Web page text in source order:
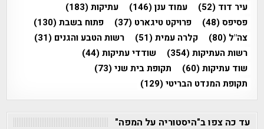
עיר דוד (52) עמוד ענן(146) עתיקות(183)
פסיפס(48) פרויקט טיגארט (37) פתוח בשבת(130)
צה"ל (80) קלרה עמית(51) רשות הטבע והגנים (31)
רשות העתיקות(354) שודדי עתיקות(44)
שוד עתיקות(60) תקופת בית שני(73)
תקופת המנדט הבריטי(129)
עד כה צפו ב"היסטוריה על המפה"